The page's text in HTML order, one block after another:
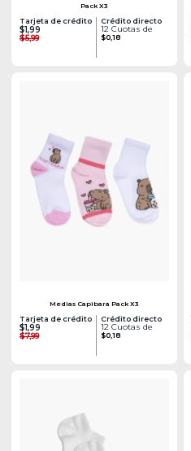
Pack X3
Tarjeta de crédito
$1,99
$5,99
Crédito directo
12 Cuotas de
$0,18
Medias Capibara Pack X3
Tarjeta de crédito
$1,99
$7,99
Crédito directo
12 Cuotas de
$0,18